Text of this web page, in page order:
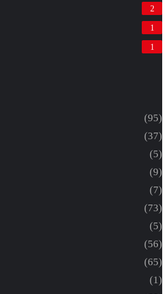
2
1
1
(95)
(37)
(5)
(9)
(7)
(73)
(5)
(56)
(65)
(1)